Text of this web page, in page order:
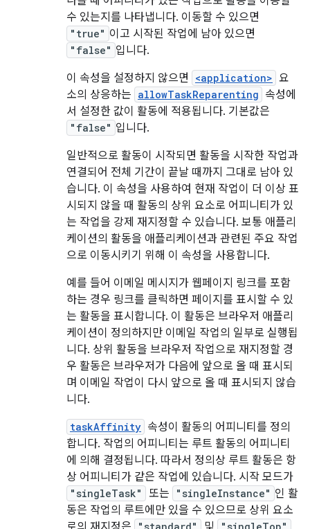
수 있는지를 나타냅니다. 이동할 수 있으면
"true" 이고 시작된 작업에 남아 있으면
"false" 입니다.
이 속성을 설정하지 않으면
<application> 요
소의 상응하는 allowTaskReparenting 속성에
서 설정한 값이 활동에 적용됩니다. 기본값은
"false" 입니다.
일반적으로 활동이 시작되면 활동을 시작한 작업과
연결되어 전체 기간이 끝날 때까지 그대로 남아 있
습니다. 이 속성을 사용하여 현재 작업이 더 이상 표
시되지 않을 때 활동의 상위 요소로 어피니티가 있
는 작업을 강제 재지정할 수 있습니다. 보통 애플리
케이션의 활동을 애플리케이션과 관련된 주요 작업
으로 이동시키기 위해 이 속성을 사용합니다.
예를 들어 이메일 메시지가 웹페이지 링크를 포함
하는 경우 링크를 클릭하면 페이지를 표시할 수 있
는 활동을 표시합니다. 이 활동은 브라우저 애플리
케이션이 정의하지만 이메일 작업의 일부로 실행됩
니다. 상위 활동을 브라우저 작업으로 재지정할 경
우 활동은 브라우저가 다음에 앞으로 올 때 표시되
며 이메일 작업이 다시 앞으로 올 때 표시되지 않습
니다.
taskAffinity 속성이 활동의 어피니티를 정의
합니다. 작업의 어피니티는 루트 활동의 어피니티
에 의해 결정됩니다. 따라서 정의상 루트 활동은 항
상 어피니티가 같은 작업에 있습니다. 시작 모드가
"singleTask" 또는 "singleInstance" 인 활
동은 작업의 루트에만 있을 수 있으므로 상위 요소